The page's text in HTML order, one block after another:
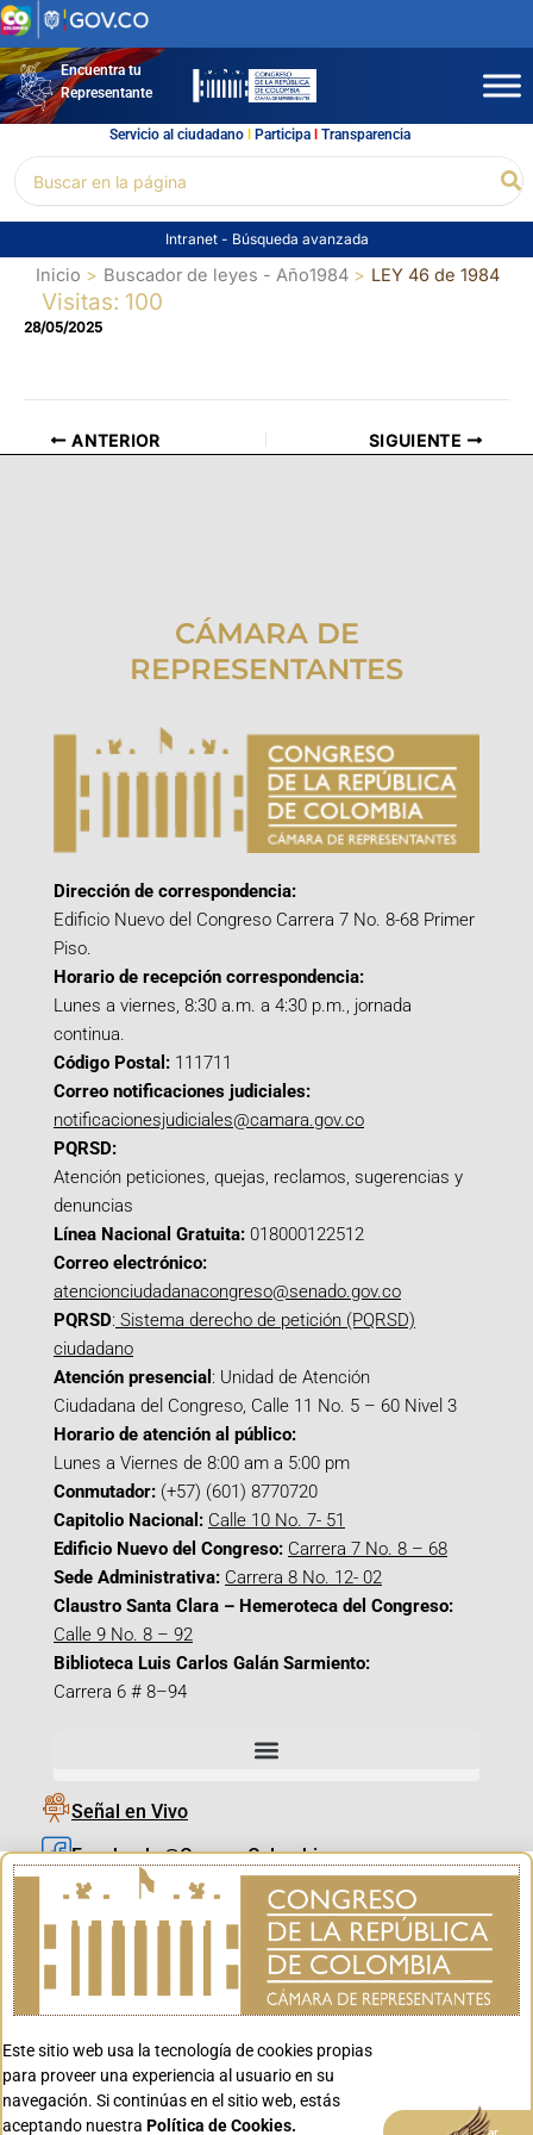
Ir
al
contenidoEncuentra tu
Representante
Servicio al ciudadano l Participal Transparencia
por:
Intranet - Búsqueda avanzada
Inicio Buscador de leyes - Año1984 LEY 46 de 1984
Visitas: 100
28/05/2025
ANTERIOR SIGUIENTE
CÁMARA DE
REPRESENTANTES
Dirección de correspondencia:
Edificio Nuevo del Congreso Carrera 7 No. 8-68 Primer
Piso.
Horario de recepción correspondencia:
Lunes a viernes, 8:30 a.m. a 4:30 p.m., jornada
continua.
Código Postal: 111711
Correo notificaciones judiciales:
notificacionesjudiciales@camara.gov.co
PQRSD:
Atención peticiones, quejas, reclamos, sugerencias y
denuncias
Línea Nacional Gratuita: 018000122512
Correo electrónico:
atencionciudadanacongreso@senado.gov.co
PQRSD: Sistema derecho de petición (PQRSD)
ciudadano
Atención presencial : Unidad de Atención
Ciudadana del Congreso, Calle 11 No. 5 – 60 Nivel 3
Horario de atención al público:
Lunes a Viernes de 8:00 am a 5:00 pm
Conmutador: (+57) (601) 8770720
Capitolio Nacional: Calle 10 No. 7- 51
Edificio Nuevo del Congreso: Carrera 7 No. 8 – 68
Sede Administrativa: Carrera 8 No. 12- 02
Claustro Santa Clara – Hemeroteca del Congreso:
Calle 9 No. 8 – 92
Biblioteca Luis Carlos Galán Sarmiento:
Carrera 6 # 8–94
Señal en Vivo
Facebook_@CamaraColombia
Instagram_@CamaraColombia
X_@CamaraColombia
Youtube_@CamaraColombia
Youtube_@CanalCongreso
Este sitio web usa la tecnología de cookies propias
para proveer una experiencia al usuario en su
navegación. Si continúas en el sitio web, estás
aceptando nuestra Política de Cookies. Aceptar